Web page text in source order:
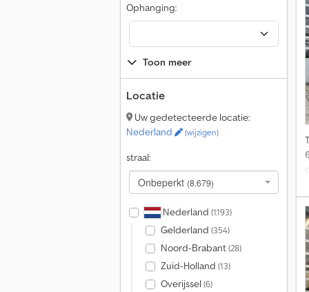
Ophanging:
Toon meer
Locatie
Uw gedetecteerde locatie:
Nederland
(wijzigen)
straal:
Onbeperkt (8.679)
Nederland (1.193)
Gelderland (354)
Noord-Brabant(28)
Zuid-Holland (13)
Overijssel (6)